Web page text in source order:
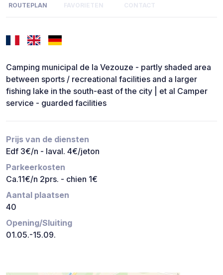
ROUTEPLAN FAVORIETEN CONTACT
Camping municipal de la Vezouze - partly shaded area
between sports / recreational facilities and a larger
fishing lake in the south-east of the city | et al Camper
service - guarded facilities
Prijs van de diensten
Edf 3€/n - laval. 4€/jeton
Parkeerkosten
Ca.11€/n 2prs. - chien 1€
Aantal plaatsen
40
Opening/Sluiting
01.05.-15.09.